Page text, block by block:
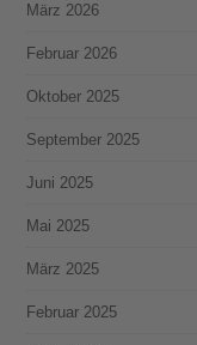
März 2026
Februar 2026
Oktober 2025
September 2025
Juni 2025
Mai 2025
März 2025
Februar 2025